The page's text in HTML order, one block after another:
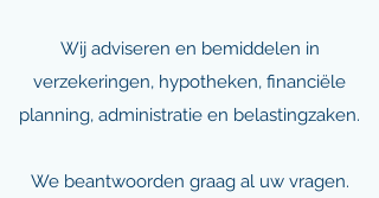
Wij adviseren en bemiddelen in
verzekeringen, hypotheken, financiële
planning, administratie en belastingzaken.
We beantwoorden graag al uw vragen.